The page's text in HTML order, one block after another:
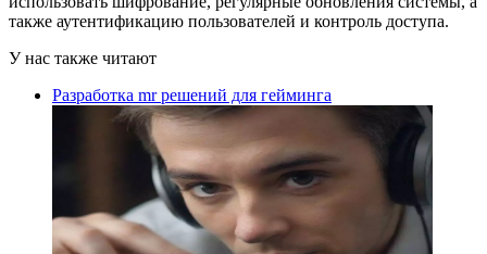
также аутентификацию пользователей и контроль доступа.
У нас также читают
Разработка mr решений для гейминга